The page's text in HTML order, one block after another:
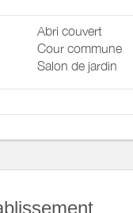
Abri couvert
Cour commune
Salon de jardin